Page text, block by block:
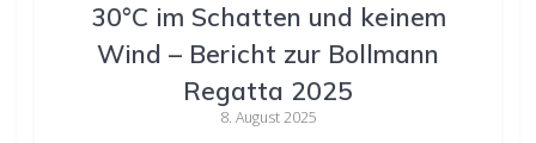
30°C im Schatten und keinem
Wind – Bericht zur Bollmann
Regatta 2025
8. August 2025